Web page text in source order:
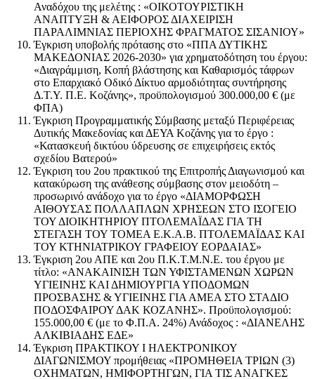
Αναδόχου της μελέτης : «ΟΙΚΟΤΟΥΡΙΣΤΙΚΗ
ΑΝΑΠΤΥΞΗ & ΑΕΙΦΟΡΟΣ ΔΙΑΧΕΙΡΙΣΗ
ΠΑΡΑΛΙΜΝΙΑΣ ΠΕΡΙΟΧΗΣ ΦΡΑΓΜΑΤΟΣ ΣΙΣΑΝΙΟΥ»
Έγκριση υποβολής πρότασης στο «ΠΠΑ ΔΥΤΙΚΗΣ
ΜΑΚΕΔΟΝΙΑΣ 2026-2030» για χρηματοδότηση του έργου:
«Διαγράμμιση, Κοπή βλάστησης και Καθαρισμός τάφρων
στο Επαρχιακό Οδικό Δίκτυο αρμοδιότητας συντήρησης
Δ.Τ.Υ. Π.Ε. Κοζάνης», προϋπολογισμού 300.000,00 € (με
ΦΠΑ)
Έγκριση Προγραμματικής Σύμβασης μεταξύ Περιφέρειας
Δυτικής Μακεδονίας και ΔΕΥΑ Κοζάνης για το έργο :
«Κατασκευή δικτύου ύδρευσης σε επιχειρήσεις εκτός
σχεδίου Βατερού»
Έγκριση του 2ου πρακτικού της Επιτροπής Διαγωνισμού και
κατακύρωση της ανάθεσης σύμβασης στον μειοδότη –
προσωρινό ανάδοχο για το έργο «ΔΙΑΜΟΡΦΩΣΗ
ΑΙΘΟΥΣΑΣ ΠΟΛΛΑΠΛΩΝ ΧΡΗΣΕΩΝ ΣΤΟ ΙΣΟΓΕΙΟ
ΤΟΥ ΔΙΟΙΚΗΤΗΡΙΟΥ ΠΤΟΛΕΜΑΪΔΑΣ ΓΙΑ ΤΗ
ΣΤΕΓΑΣΗ ΤΟΥ ΤΟΜΕΑ Ε.Κ.Α.Β. ΠΤΟΛΕΜΑΪΔΑΣ ΚΑΙ
ΤΟΥ ΚΤΗΝΙΑΤΡΙΚΟΥ ΓΡΑΦΕΙΟΥ ΕΟΡΔΑΙΑΣ»
Έγκριση 2ου ΑΠΕ και 2ου Π.Κ.Τ.Μ.Ν.Ε. του έργου με
τίτλο: «ΑΝΑΚΑΙΝΙΣΗ ΤΩΝ ΥΦΙΣΤΑΜΕΝΩΝ ΧΩΡΩΝ
ΥΓΙΕΙΝΗΣ ΚΑΙ ΔΗΜΙΟΥΡΓΙΑ ΥΠΟΔΟΜΩΝ
ΠΡΟΣΒΑΣΗΣ & ΥΓΙΕΙΝΗΣ ΓΙΑ ΑΜΕΑ ΣΤΟ ΣΤΑΔΙΟ
ΠΟΔΟΣΦΑΙΡΟΥ ΔΑΚ ΚΟΖΑΝΗΣ». Προϋπολογισμού:
155.000,00 € (με το Φ.Π.Α. 24%) Ανάδοχος : «ΔΙΑΝΕΛΗΣ
ΑΛΚΙΒΙΑΔΗΣ ΕΔΕ»
Έγκριση ΠΡΑΚΤΙΚΟΥ Ι ΗΛΕΚΤΡΟΝΙΚΟΥ
ΔΙΑΓΩΝΙΣΜΟΥ προμήθειας «ΠΡΟΜΗΘΕΙΑ ΤΡΙΩΝ (3)
ΟΧΗΜΑΤΩΝ, ΗΜΙΦΟΡΤΗΓΩΝ, ΓΙΑ ΤΙΣ ΑΝΑΓΚΕΣ